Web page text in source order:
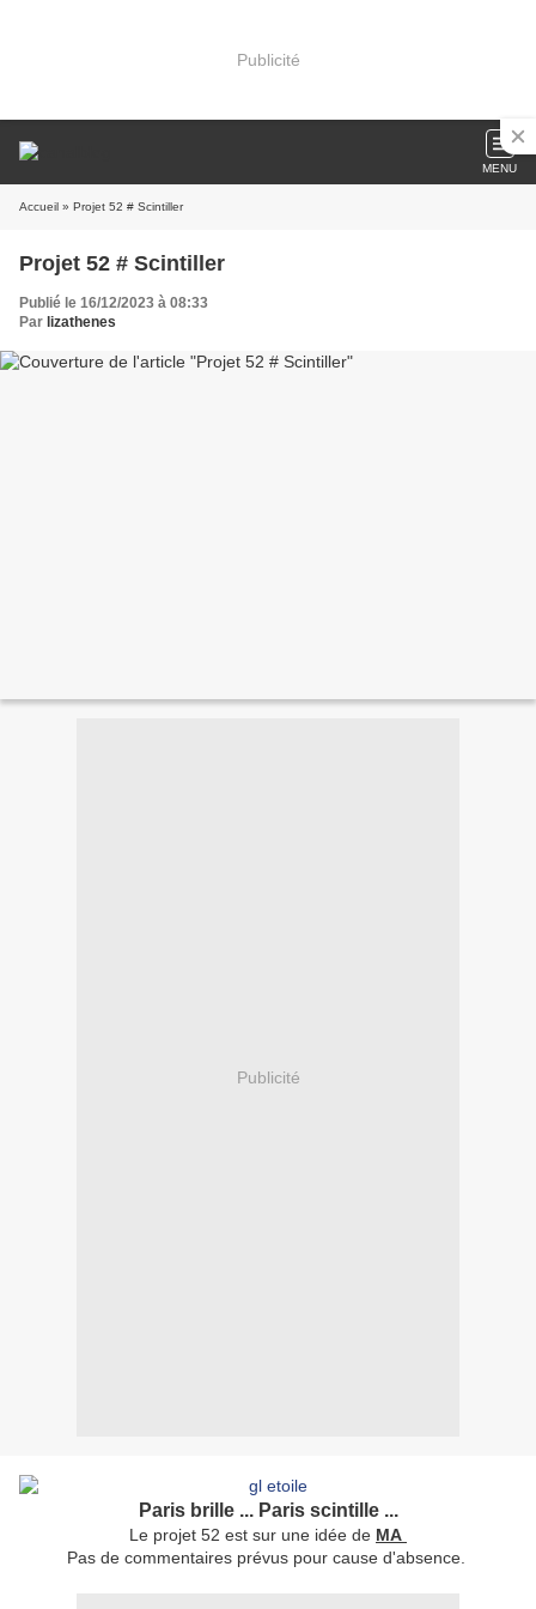
Publicité
MENU
Accueil » Projet 52 # Scintiller
Projet 52 # Scintiller
Publié le 16/12/2023 à 08:33
Par lizathenes
Publicité
Paris brille ... Paris scintille ...
Le projet 52 est sur une idée de MA
Pas de commentaires prévus pour cause d'absence.